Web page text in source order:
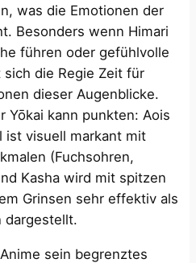
was die Emotionen der
Besonders wenn Himari
führen oder gefühlvolle
die Regie Zeit für
dieser Augenblicke.
Yōkai kann punkten: Aois
ist visuell markant mit
(Fuchsohren,
Kasha wird mit spitzen
Grinsen sehr effektiv als
dargestellt.
sein begrenztes